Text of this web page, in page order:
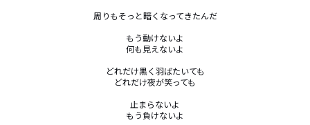
周りもそっと暗くなってきたんだ
もう動けないよ
何も見えないよ
どれだけ黒く羽ばたいても
どれだけ夜が笑っても
止まらないよ
もう負けないよ